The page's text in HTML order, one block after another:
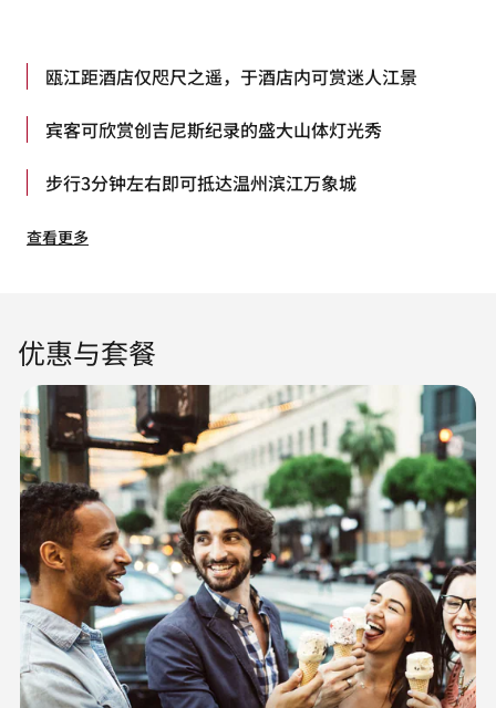
瓯江距酒店仅咫尺之遥，于酒店内可赏迷人江景
宾客可欣赏创吉尼斯纪录的盛大山体灯光秀
步行3分钟左右即可抵达温州滨江万象城
查看更多
优惠与套餐